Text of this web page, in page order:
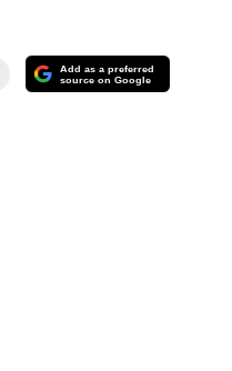
Add as a preferred
source on Google